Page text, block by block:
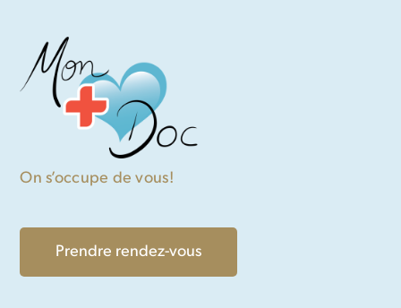
On s’occupe de vous!
Prendre rendez-vous